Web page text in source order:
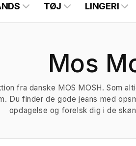
TØJ LINGERI
K
o
Mos
fra danske MOS MOSH. Som
Du finder de gode jeans med
opdagelse og forelsk dig i de